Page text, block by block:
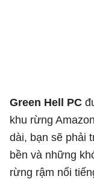
Green Hell PC
khu rừng
dài, bạn sẽ phải
bền và những
rừng rậm nổi